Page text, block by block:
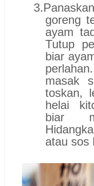
3.
goreng
ayam
Tutup
biar
masak
toskan,
helai
biar
atau sos